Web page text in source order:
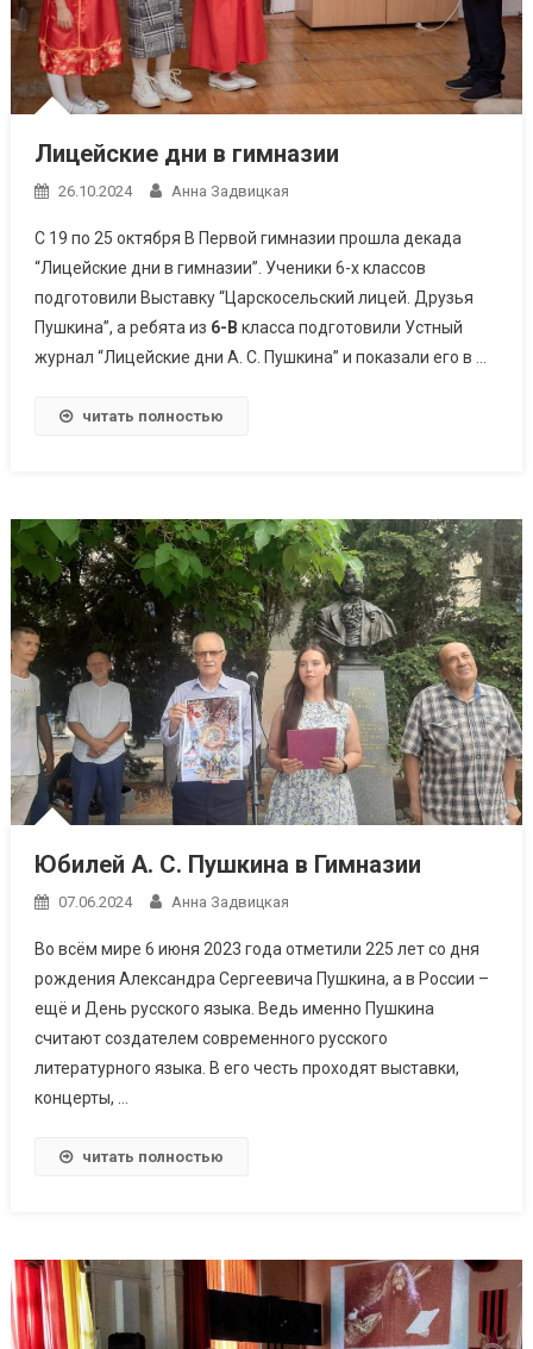
Лицейские дни в гимназии
26.10.2024 Анна Задвицкая
С 19 по 25 октября В Первой гимназии прошла декада
“Лицейские дни в гимназии”. Ученики 6-х классов
подготовили Выставку “Царскосельский лицей. Друзья
Пушкина”, а ребята из 6-В класса подготовили Устный
журнал “Лицейские дни А. С. Пушкина” и показали его в …
читать полностью
Юбилей А. С. Пушкина в Гимназии
07.06.2024 Анна Задвицкая
Во всём мире 6 июня 2023 года отметили 225 лет со дня
рождения Александра Сергеевича Пушкина, а в России –
ещё и День русского языка. Ведь именно Пушкина
считают создателем современного русского
литературного языка. В его честь проходят выставки,
концерты, …
читать полностью